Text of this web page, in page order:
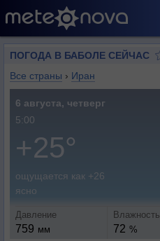
ПОГОДА В БАБОЛЕ СЕЙЧАС
Все страны › Иран
6 августа, четверг
5:00
+25°
ощущается как +26
ясно
Давление
759 мм
Влажность
72 %